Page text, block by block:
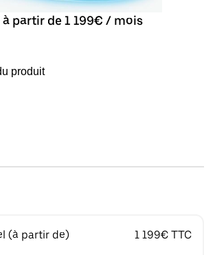
partir de 1 199€ / mois
produit
(à partir de) 1 199€ TTC